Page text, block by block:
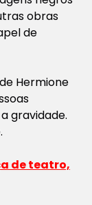
obras
de
Hermione
gravidade.
de teatro,